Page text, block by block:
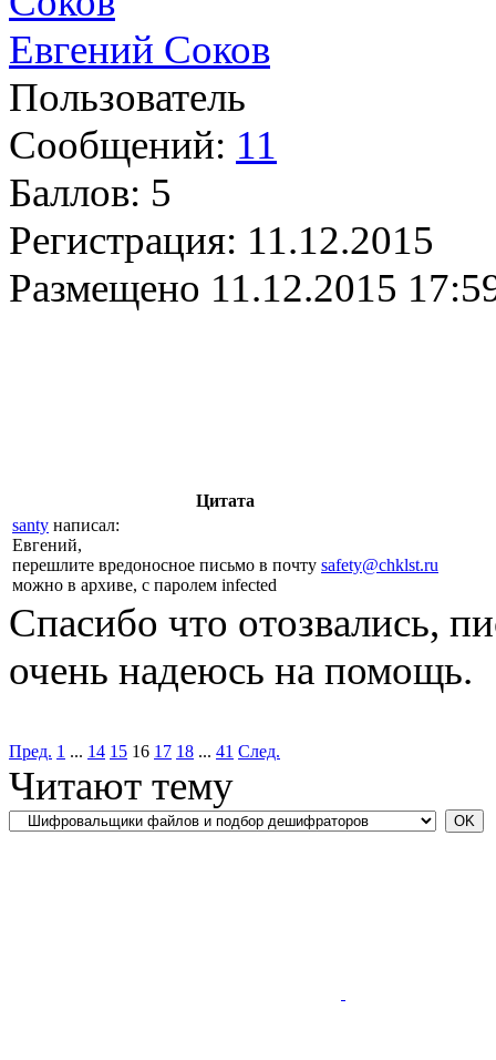
Евгений Соков
Пользователь
Сообщений: 11
Баллов: 5
Регистрация: 11.12.2015
Размещено 11.12.2015
Цитата
santy написал:
Евгений,
перешлите вредоносное письмо в почту safety@chklst.ru
можно в архиве, с паролем infected
Спасибо что отозвались,
очень надеюсь на помощь.
Пред. 1 ... 14 15 16 17 18 ... 41 След.
Читают тему